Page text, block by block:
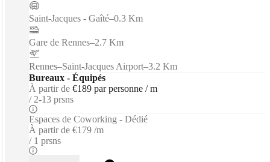
Saint-Jacques - Gaîté–0.3 Km
Gare de Rennes–2.7 Km
Rennes–Saint-Jacques Airport–3.2 Km
Bureaux - Équipés
À partir de €189 par personne / m
2-13 prsns
Espaces de Coworking - Dédié
À partir de €179 /m
1 prsns